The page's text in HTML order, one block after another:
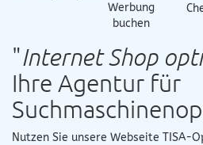
Werbung
buchen
"Internet Shop
Ihre Agentur für
Nutzen Sie unsere Webseite TISA-